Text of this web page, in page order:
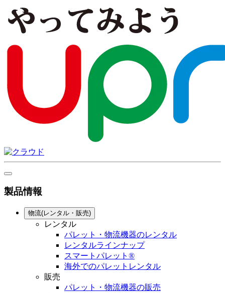
製品情報
物流(レンタル・販売)
レンタル
パレット・物流機器のレンタル
レンタルラインナップ
スマートパレット®
海外でのパレットレンタル
販売
パレット・物流機器の販売